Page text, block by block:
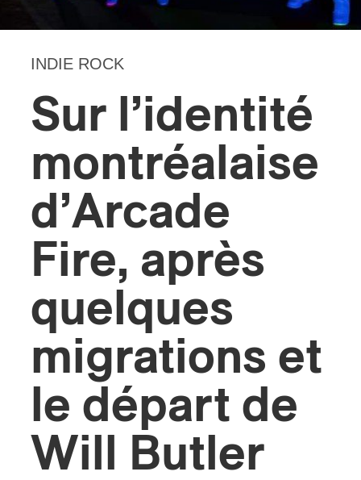
INDIE ROCK
Sur l’identité
montréalaise
d’Arcade
Fire, après
quelques
migrations et
le départ de
Will Butler